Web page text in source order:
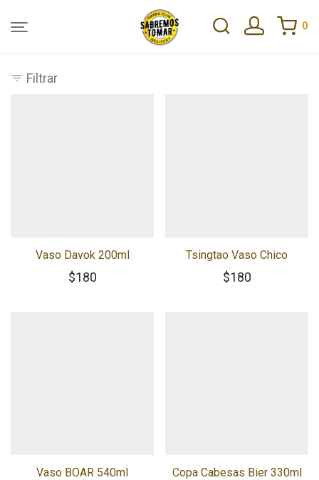
0
Filtrar
Vaso Davok 200ml
$180
Tsingtao Vaso Chico
$180
Vaso BOAR 540ml Copa Cabesas Bier 330ml